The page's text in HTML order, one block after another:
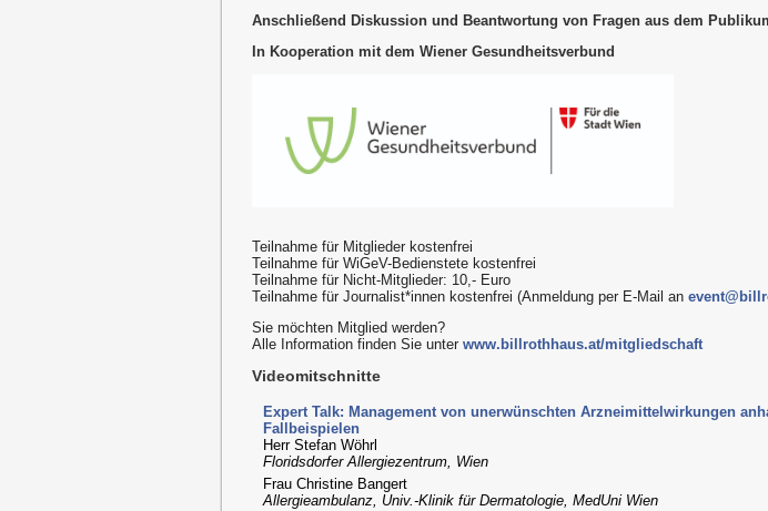
Anschließend Diskussion und Beantwortung von Fragen aus dem
In Kooperation mit dem Wiener Gesundheitsverbund
Teilnahme für Mitglieder kostenfrei
Teilnahme für WiGeV-Bedienstete kostenfrei
Teilnahme für Nicht-Mitglieder: 10,- Euro
Teilnahme für Journalist*innen kostenfrei (Anmeldung per E-Mail an
Sie möchten Mitglied werden?
Alle Information finden Sie unter www.billrothhaus.at/mitgliedschaft
Videomitschnitte
Expert Talk: Management von unerwünschten Arzneimittelwirkungen
Fallbeispielen
Herr Stefan Wöhrl
Floridsdorfer Allergiezentrum, Wien
Frau Christine Bangert
Allergieambulanz, Univ.-Klinik für Dermatologie, MedUni Wien